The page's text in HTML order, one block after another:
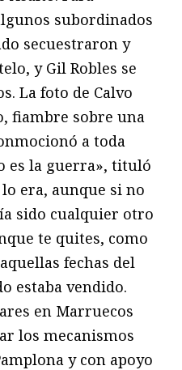
subordinados
secuestraron y
y Gil Robles se
La foto de Calvo
fiambre sobre una
a toda
es la guerra», tituló
era, aunque si no
sido cualquier otro
te quites, como
fechas del
estaba vendido.
en Marruecos
los mecanismos
y con apoyo